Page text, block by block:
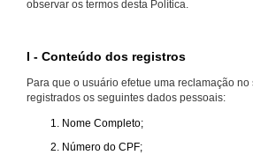
observar os termos desta Política.
I - Conteúdo dos registros
Para que o usuário efetue uma reclamação
registrados os seguintes dados pessoais:
Nome Completo;
Número do CPF;